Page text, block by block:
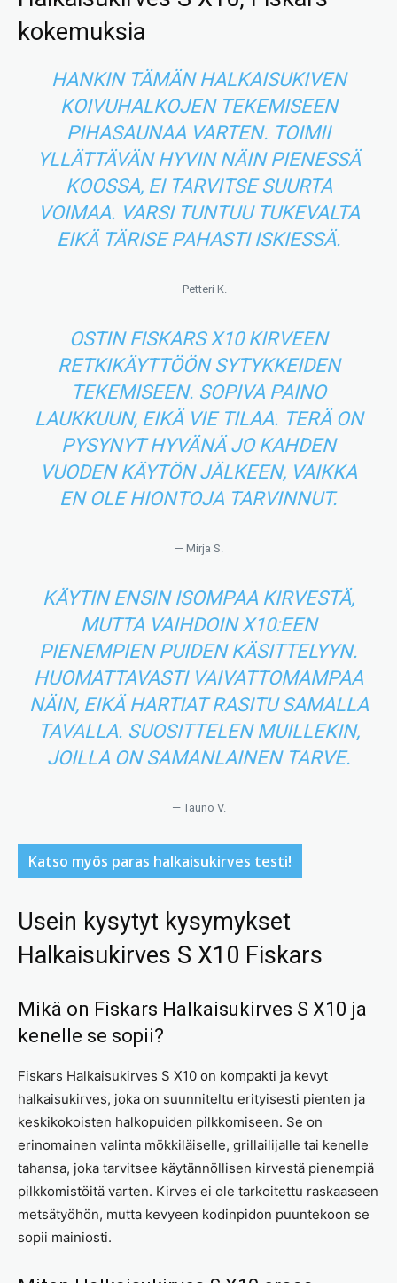
kokemuksia
HANKIN TÄMÄN HALKAISUKIVEN
KOIVUHALKOJEN TEKEMISEEN
PIHASAUNAA VARTEN. TOIMII
YLLÄTTÄVÄN HYVIN NÄIN PIENESSÄ
KOOSSA, EI TARVITSE SUURTA
VOIMAA. VARSI TUNTUU TUKEVALTA
EIKÄ TÄRISE PAHASTI ISKIESSÄ.
— Petteri K.
OSTIN FISKARS X10 KIRVEEN
RETKIKÄYTTÖÖN SYTYKKEIDEN
TEKEMISEEN. SOPIVA PAINO
LAUKKUUN, EIKÄ VIE TILAA. TERÄ ON
PYSYNYT HYVÄNÄ JO KAHDEN
VUODEN KÄYTÖN JÄLKEEN, VAIKKA
EN OLE HIONTOJA TARVINNUT.
— Mirja S.
KÄYTIN ENSIN ISOMPAA KIRVESTÄ,
MUTTA VAIHDOIN X10:EEN
PIENEMPIEN PUIDEN KÄSITTELYYN.
HUOMATTAVASTI VAIVATTOMAMPAA
NÄIN, EIKÄ HARTIAT RASITU SAMALLA
TAVALLA. SUOSITTELEN MUILLEKIN,
JOILLA ON SAMANLAINEN TARVE.
— Tauno V.
Katso myös paras halkaisukirves testi!
Usein kysytyt kysymykset
Halkaisukirves S X10 Fiskars
Mikä on Fiskars Halkaisukirves S X10 ja
kenelle se sopii?
Fiskars Halkaisukirves S X10 on kompakti ja kevyt
halkaisukirves, joka on suunniteltu erityisesti pienten ja
keskikokoisten halkopuiden pilkkomiseen. Se on
erinomainen valinta mökkiläiselle, grillailijalle tai kenelle
tahansa, joka tarvitsee käytännöllisen kirvestä pienempiä
pilkkomistöitä varten. Kirves ei ole tarkoitettu raskaaseen
metsätyöhön, mutta kevyeen kodinpidon puuntekoon se
sopii mainiosti.